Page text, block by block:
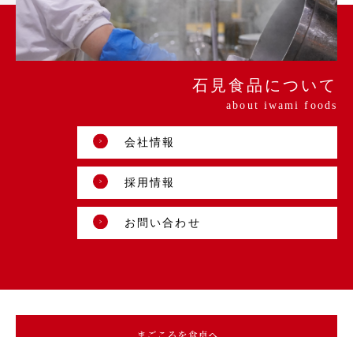
石見食品について
about iwami foods
会社情報
採用情報
お問い合わせ